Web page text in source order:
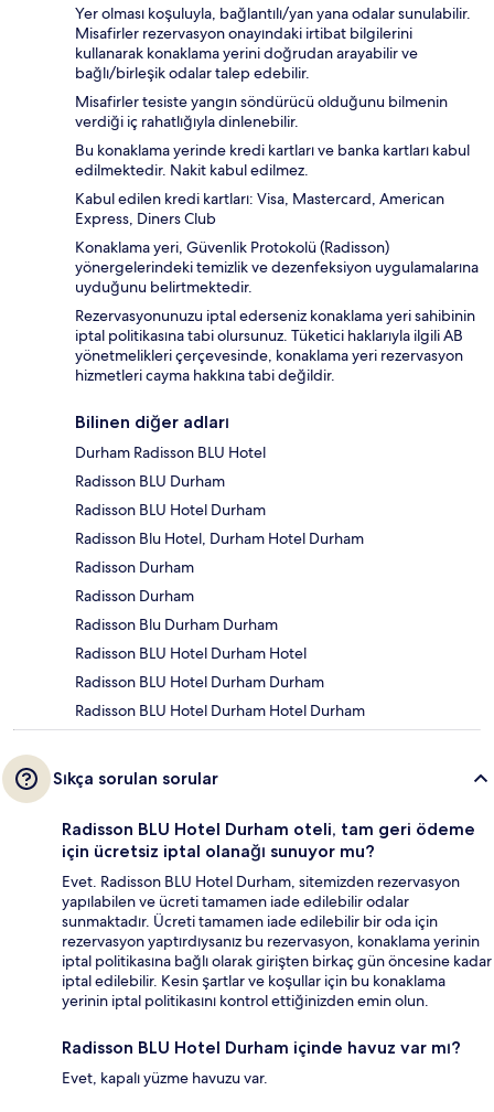
Yer olması koşuluyla, bağlantılı/yan yana odalar sunulabilir.
Misafirler rezervasyon onayındaki irtibat bilgilerini
kullanarak konaklama yerini doğrudan arayabilir ve
bağlı/birleşik odalar talep edebilir.
Misafirler tesiste yangın söndürücü olduğunu bilmenin
verdiği iç rahatlığıyla dinlenebilir.
Bu konaklama yerinde kredi kartları ve banka kartları kabul
edilmektedir. Nakit kabul edilmez.
Kabul edilen kredi kartları: Visa, Mastercard, American
Express, Diners Club
Konaklama yeri, Güvenlik Protokolü (Radisson)
yönergelerindeki temizlik ve dezenfeksiyon uygulamalarına
uyduğunu belirtmektedir.
Rezervasyonunuzu iptal ederseniz konaklama yeri sahibinin
iptal politikasına tabi olursunuz. Tüketici haklarıyla ilgili AB
yönetmelikleri çerçevesinde, konaklama yeri rezervasyon
hizmetleri cayma hakkına tabi değildir.
Bilinen diğer adları
Durham Radisson BLU Hotel
Radisson BLU Durham
Radisson BLU Hotel Durham
Radisson Blu Hotel, Durham Hotel Durham
Radisson Durham
Radisson Durham
Radisson Blu Durham Durham
Radisson BLU Hotel Durham Hotel
Radisson BLU Hotel Durham Durham
Radisson BLU Hotel Durham Hotel Durham
Sıkça sorulan sorular
Radisson BLU Hotel Durham oteli, tam geri ödeme
için ücretsiz iptal olanağı sunuyor mu?
Evet. Radisson BLU Hotel Durham, sitemizden rezervasyon
yapılabilen ve ücreti tamamen iade edilebilir odalar
sunmaktadır. Ücreti tamamen iade edilebilir bir oda için
rezervasyon yaptırdıysanız bu rezervasyon, konaklama yerinin
iptal politikasına bağlı olarak girişten birkaç gün öncesine kadar
iptal edilebilir. Kesin şartlar ve koşullar için bu konaklama
yerinin iptal politikasını kontrol ettiğinizden emin olun.
Radisson BLU Hotel Durham içinde havuz var mı?
Evet, kapalı yüzme havuzu var.